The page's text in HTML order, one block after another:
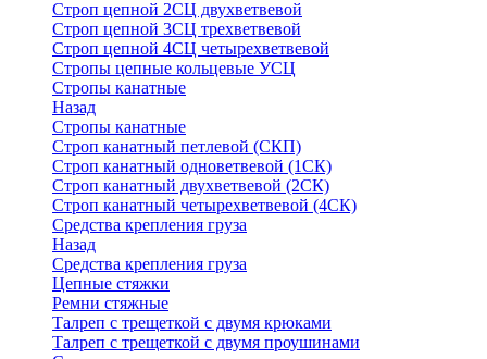
Строп цепной 2СЦ двухветвевой
Строп цепной 3СЦ трехветвевой
Строп цепной 4СЦ четырехветвевой
Стропы цепные кольцевые УСЦ
Стропы канатные
Назад
Стропы канатные
Строп канатный петлевой (СКП)
Строп канатный одноветвевой (1СК)
Строп канатный двухветвевой (2СК)
Строп канатный четырехветвевой (4СК)
Средства крепления груза
Назад
Средства крепления груза
Цепные стяжки
Ремни стяжные
Талреп с трещеткой с двумя крюками
Талреп с трещеткой с двумя проушинами